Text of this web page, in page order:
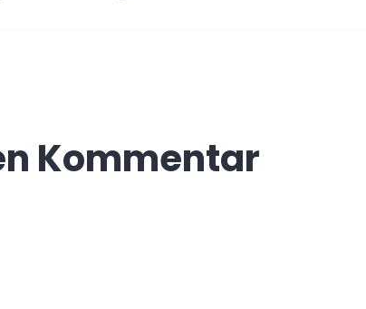
Kommentar